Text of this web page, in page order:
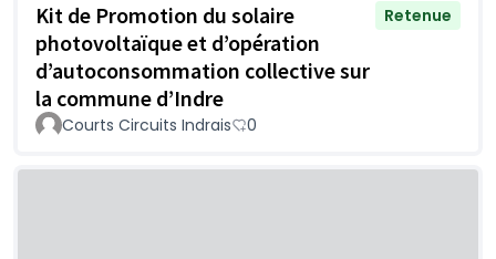
Kit de Promotion du solaire
photovoltaïque et d’opération
d’autoconsommation collective sur
la commune d’Indre
Retenue
Courts Circuits Indrais 0